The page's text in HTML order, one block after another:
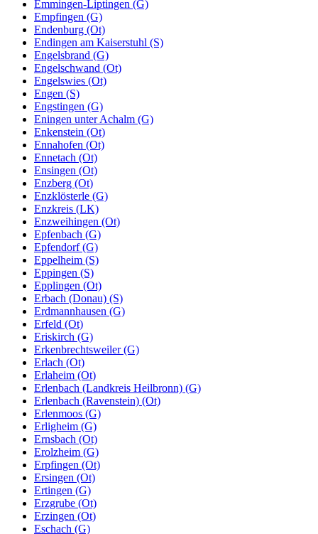
Emmingen-Liptingen (G)
Empfingen (G)
Endenburg (Ot)
Endingen am Kaiserstuhl (S)
Engelsbrand (G)
Engelschwand (Ot)
Engelswies (Ot)
Engen (S)
Engstingen (G)
Eningen unter Achalm (G)
Enkenstein (Ot)
Ennahofen (Ot)
Ennetach (Ot)
Ensingen (Ot)
Enzberg (Ot)
Enzklösterle (G)
Enzkreis (LK)
Enzweihingen (Ot)
Epfenbach (G)
Epfendorf (G)
Eppelheim (S)
Eppingen (S)
Epplingen (Ot)
Erbach (Donau) (S)
Erdmannhausen (G)
Erfeld (Ot)
Eriskirch (G)
Erkenbrechtsweiler (G)
Erlach (Ot)
Erlaheim (Ot)
Erlenbach (Landkreis Heilbronn) (G)
Erlenbach (Ravenstein) (Ot)
Erlenmoos (G)
Erligheim (G)
Ernsbach (Ot)
Erolzheim (G)
Erpfingen (Ot)
Ersingen (Ot)
Ertingen (G)
Erzgrube (Ot)
Erzingen (Ot)
Eschach (G)